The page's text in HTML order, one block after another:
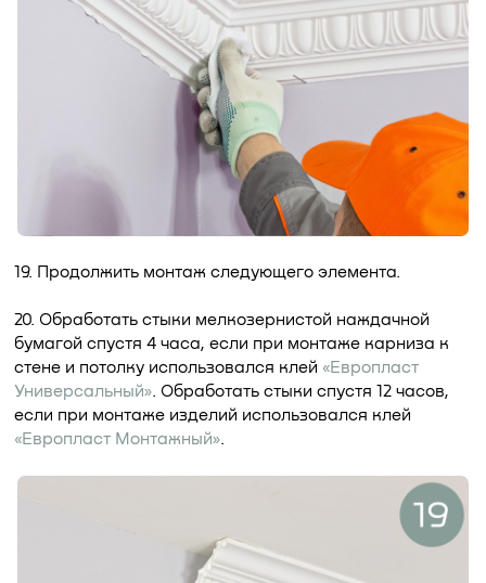
19. Продолжить монтаж следующего элемента.
20. Обработать стыки мелкозернистой наждачной
бумагой спустя 4 часа, если при монтаже карниза к
стене и потолку использовался клей «Европласт
Универсальный». Обработать стыки спустя 12 часов,
если при монтаже изделий использовался клей
«Европласт Монтажный».